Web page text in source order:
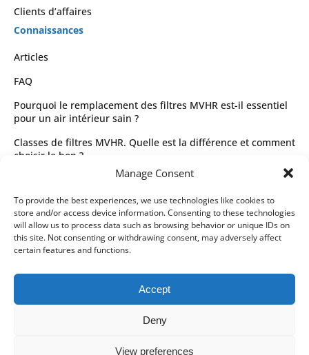
Manage Consent
To provide the best experiences, we use technologies like cookies to
store and/or access device information. Consenting to these technologies
will allow us to process data such as browsing behavior or unique IDs on
this site. Not consenting or withdrawing consent, may adversely affect
certain features and functions.
Accept
Deny
View preferences
Clients d’affaires
Connaissances
Articles
FAQ
Pourquoi le remplacement des filtres MVHR est-il essentiel
pour un air intérieur sain ?
Classes de filtres MVHR. Quelle est la différence et comment
choisir le bon ?
Guide complet des types de filtres MVHR et de leur sélection
Juridique
Conditions générales d’utilisation
Politique de confidentialité
Partenaires de livraison
Modes de paiement